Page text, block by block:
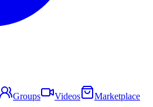
Groups Videos
Marketplace